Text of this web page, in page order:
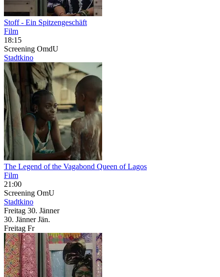
Stoff - Ein Spitzengeschäft
Film
18:15
Screening OmdU
Stadtkino
The Legend of the Vagabond Queen of Lagos
Film
21:00
Screening OmU
Stadtkino
Freitag 30. Jänner
30. Jänner Jän.
Freitag Fr